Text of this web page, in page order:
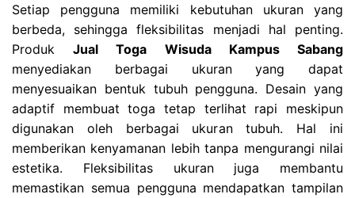
Setiap pengguna memiliki kebutuhan ukuran yang
berbeda, sehingga fleksibilitas menjadi hal penting.
ProdukJual Toga Wisuda Kampus Sabang
menyediakan berbagai ukuran yang dapat
menyesuaikan bentuk tubuh pengguna. Desain yang
adaptif membuat toga tetap terlihat rapi meskipun
digunakan oleh berbagai ukuran tubuh. Hal ini
memberikan kenyamanan lebih tanpa mengurangi nilai
estetika. Fleksibilitas ukuran juga membantu
memastikan semua pengguna mendapatkan tampilan